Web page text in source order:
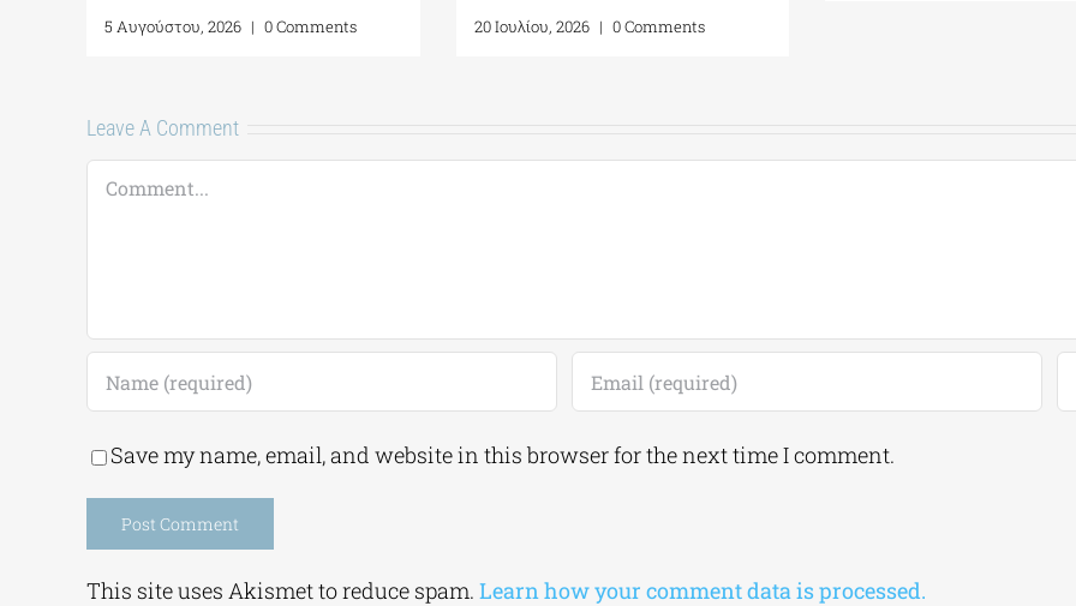
5 Αυγούστου, 2026 | 0 Comments 20 Ιουλίου, 2026 | 0 Comments
Leave A Comment
Comment
Save my name, email, and website in this browser for the next time I comment.
This site uses Akismet to reduce spam. Learn how your comment data is processed.